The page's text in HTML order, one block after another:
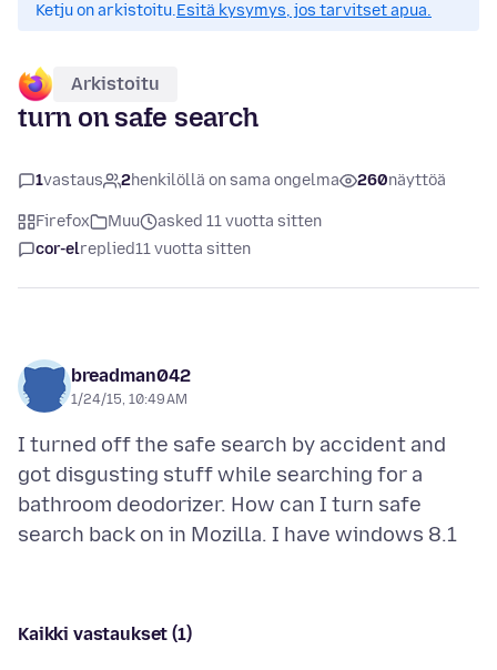
Ketju on arkistoitu.Esitä kysymys, jos tarvitset apua.
Arkistoitu
turn on safe search
1vastaus 2henkilöllä on sama ongelma 260näyttöä
Firefox Muu
asked 11 vuotta sitten
cor-elreplied11 vuotta sitten
breadman042
1/24/15, 10:49 AM
I turned off the safe search by accident and
got disgusting stuff while searching for a
bathroom deodorizer. How can I turn safe
Kaikki vastaukset (1)